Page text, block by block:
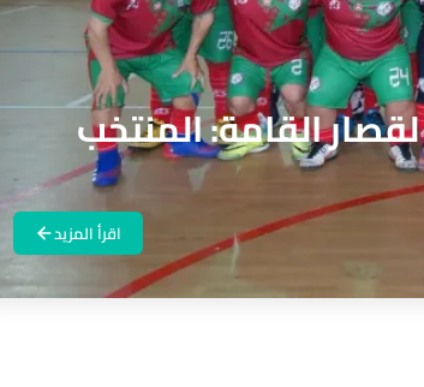
القامة: المنتخب
اقرأ المزيد